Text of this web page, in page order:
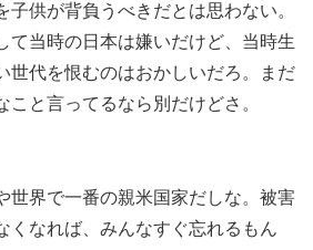
子供が背負うべきだとは思わない。
て当時の日本は嫌いだけど、当時生
世代を恨むのはおかしいだろ。まだ
こと言ってるなら別だけどさ。
世界で一番の親米国家だしな。被害
くなれば、みんなすぐ忘れるもん